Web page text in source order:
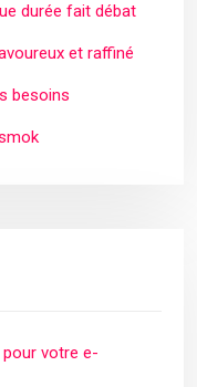
durée fait débat
et raffiné
besoins
votre e-